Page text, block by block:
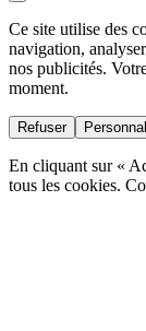
Ce site utilise des
navigation,
nos publicités.
moment.
Refuser
En cliquant sur «
tous les cookies.